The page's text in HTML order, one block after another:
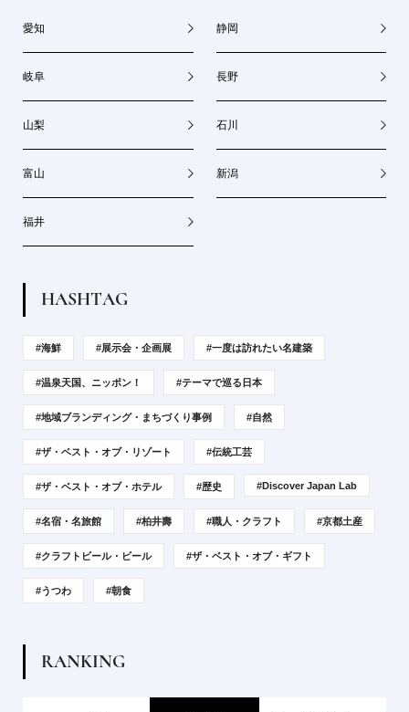
愛知 静岡
岐阜 長野
山梨 石川
富山 新潟
福井
HASHTAG
#海鮮 #展示会・企画展 #一度は訪れたい名建築
#温泉天国、ニッポン！ #テーマで巡る日本
#地域ブランディング・まちづくり事例 #自然
#ザ・ベスト・オブ・リゾート #伝統工芸
#ザ・ベスト・オブ・ホテル #歴史 #Discover Japan Lab
#名宿・名旅館 #柏井壽 #職人・クラフト #京都土産
#クラフトビール・ビール #ザ・ベスト・オブ・ギフト
#うつわ #朝食
RANKING